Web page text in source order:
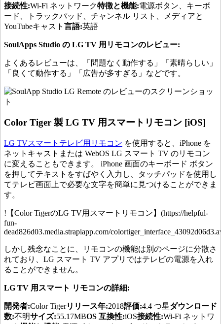
接続性:Wi-Fi ネットワーク特徴と機能:電源ボタン、キーボ
ード、トラックパッド、チャンネル リスト、メディアと
YouTubeキャスト 言語:英語
SoulApps Studio の LG TV 用リモコンのレビュー:
よくあるレビューは、「問題なく動作する」「素晴らしい」
「良くて動作する」「広告が多すぎる」などです。
Color Tiger 製 LG TV 用スマートリモコン [iOS]
LG TVスマートテレビ用リモコン を使用すると、iPhone を
ネットキャストまたは WebOS LG スマート TV のリモコン
に変えることもできます。 iPhone 画面のキーボード ボタン
を押してテキストをすばやく入力し、タッチパッドを使用し
てテレビ画面上で必要な文字を簡単に見つけることができま
す。
!【Color TigerのLG TV用スマートリモコン】(https://helpful-
fun-
dead826d03.media.strapiapp.com/
しかし残念なことに、リモコンの機能は別のページに分散さ
れており、LG スマート TV アプリではテレビの電源を入れ
ることができません。
LG TV 用スマート リモコンの詳細:
開発者:Color Tigerリリース年:2018評価:4.4 つ星ダウンロード
数:不明サイズ:55.17MBOS 互換性:iOS接続性:Wi-Fi ネットワ